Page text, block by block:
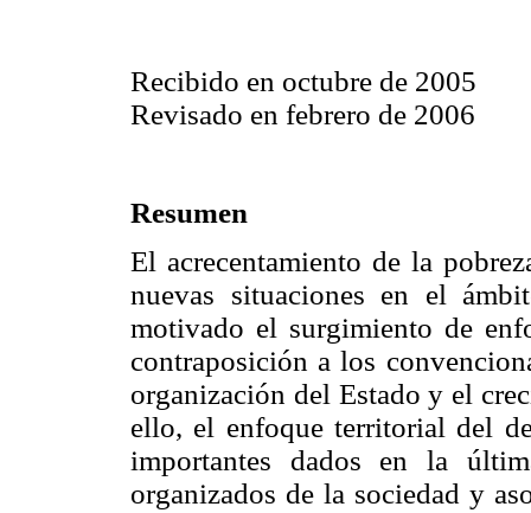
Recibido en octubre de 2005
Revisado en febrero de 2006
Resumen
El acrecentamiento de la
nuevas situaciones en el
motivado el surgimiento de
contraposición a los
organización del Estado y el
ello, el enfoque territorial del
importantes dados en la
organizados de la sociedad y